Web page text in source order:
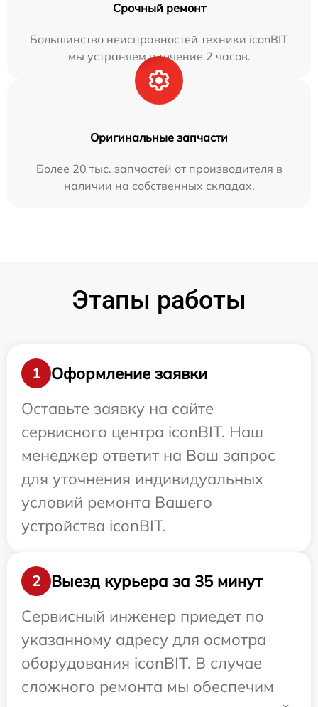
Срочный ремонт
Большинство неисправностей техники iconBIT
мы устраняем в течение 2 часов.
Оригинальные запчасти
Более 20 тыс. запчастей от производителя в
наличии на собственных складах.
Этапы работы
1
Оформление заявки
Оставьте заявку на сайте
сервисного центра iconBIT. Наш
менеджер ответит на Ваш запрос
для уточнения индивидуальных
условий ремонта Вашего
устройства iconBIT.
2
Выезд курьера за 35 минут
Сервисный инженер приедет по
указанному адресу для осмотра
оборудования iconBIT. В случае
сложного ремонта мы обеспечим